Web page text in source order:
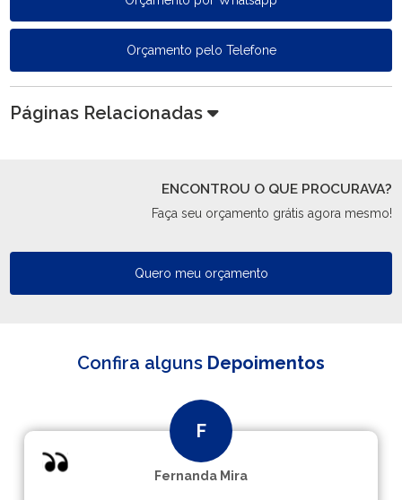
Orçamento pelo Telefone
Páginas Relacionadas
ENCONTROU O QUE PROCURAVA?
Faça seu orçamento grátis agora mesmo!
Quero meu orçamento
Confira alguns Depoimentos
Fernanda Mira